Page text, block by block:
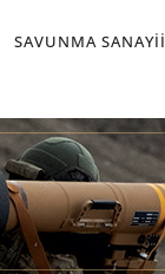
SAVUNMA SANAYII